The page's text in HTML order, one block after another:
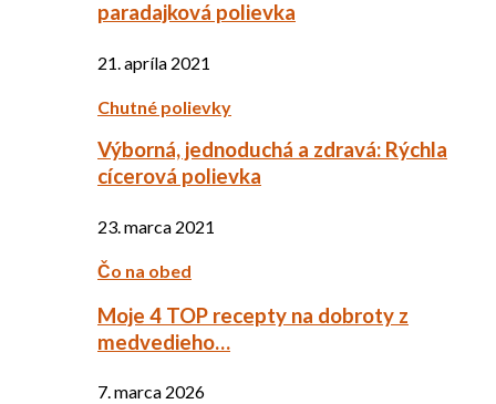
paradajková polievka
21. apríla 2021
Chutné polievky
Výborná, jednoduchá a zdravá: Rýchla
cícerová polievka
23. marca 2021
Čo na obed
Moje 4 TOP recepty na dobroty z
medvedieho…
7. marca 2026